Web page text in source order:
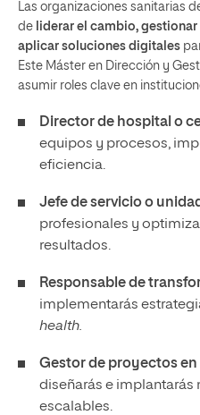
Las organizaciones sanitarias
de liderar el cambio,
aplicar soluciones digitales
Este Máster en Dirección y
asumir roles clave en
Director de hospital o
equipos y procesos,
eficiencia.
Jefe de servicio o
profesionales y
resultados.
Responsable de
implementarás
health.
Gestor de proyectos
diseñarás e implantarás
escalables.